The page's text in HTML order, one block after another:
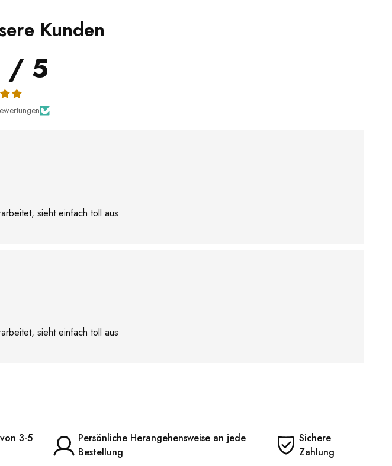
Kunden
/ 5
sieht einfach toll aus
sieht einfach toll aus
3-5
Persönliche Herangehensweise an jede
Bestellung
Sichere
Zahlung